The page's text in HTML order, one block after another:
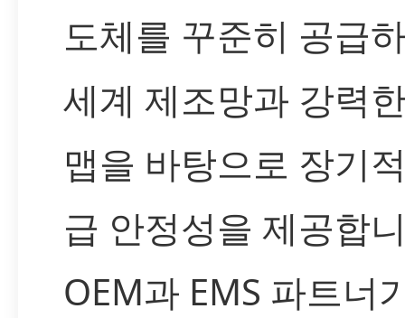
도체를 꾸준히 공급
세계 제조망과 강력
맵을 바탕으로 장기
급 안정성을 제공합
OEM과 EMS 파트너